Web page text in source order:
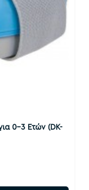
0-3 Ετών (DK-